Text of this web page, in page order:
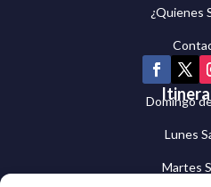
¿Quienes
Domingo
Lunes
Martes